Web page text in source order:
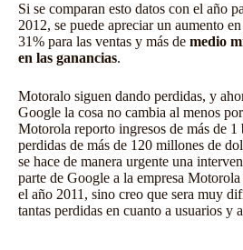
Si se comparan esto datos con el año
2012, se puede apreciar un aumento
31% para las ventas y más de medio
en las ganancias.
Motoralo siguen dando perdidas, y
Google la cosa no cambia al menos
Motorola reporto ingresos de más de
perdidas de más de 120 millones de
se hace de manera urgente una
parte de Google a la empresa
el año 2011, sino creo que sera muy
tantas perdidas en cuanto a usuarios y